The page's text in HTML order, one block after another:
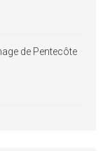
de Pentecôte